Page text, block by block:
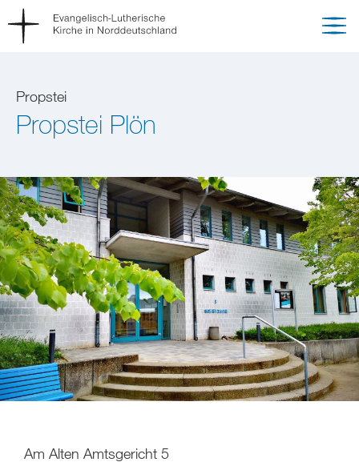
Propstei
Propstei Plön
Am Alten Amtsgericht 5